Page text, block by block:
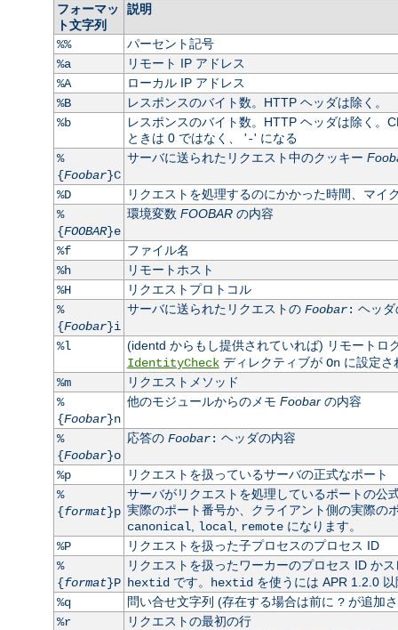
フォーマッ
ト文字列
説明
%%
パーセント記号
%a
リモート IP アドレス
%A
ローカル IP アドレス
%B
レスポンスのバイト数。HTTP ヘッダは除く。
%b
レスポンスのバイト数。HTTP ヘッダは除く。
ときは 0 ではなく、 '-' になる
%
{Foobar}C
サーバに送られたリクエスト中のクッキー
%D
リクエストを処理するのにかかった時間、マイ
%
{FOOBAR}e
環境変数 FOOBARの内容
%f
ファイル名
%h
リモートホスト
%H
リクエストプロトコル
%
{Foobar}i
サーバに送られたリクエストの Foobar: ヘッ
%l
(identd からもし提供されていれば) リモートロ
IdentityCheckディレクティブが Onに設定さ
%m
リクエストメソッド
%
{Foobar}n
他のモジュールからのメモ Foobarの内容
%
{Foobar}o
応答の Foobar: ヘッダの内容
%p
リクエストを扱っているサーバの正式なポート
%
{format}p
サーバがリクエストを処理しているポートの公
実際のポート番号か、クライアント側の実際の
canonical local remoteになります。
%P
リクエストを扱った子プロセスのプロセス ID
%
{format}P
リクエストを扱ったワーカーのプロセス ID か
hextidです。 hextidを使うには APR 1.2.0 以
%q
問い合せ文字列 (存在する場合は前に ?が追加
%r
リクエストの最初の行